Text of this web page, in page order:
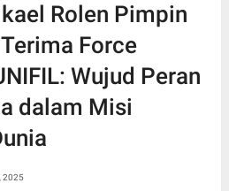
Rolen Pimpin
Force
Wujud Peran
dalam Misi
2025